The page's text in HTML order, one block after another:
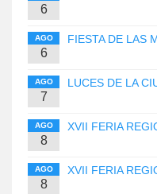
6
AGO
6
FIESTA DE LAS
AGO
7
LUCES DE LA
AGO
8
XVII FERIA
AGO
8
XVII FERIA